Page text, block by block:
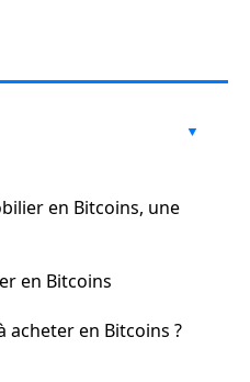
en Bitcoins, une
en Bitcoins
acheter en Bitcoins ?